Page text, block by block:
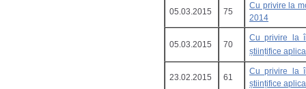
05.03.2015 75
Cu privire la
2014
05.03.2015 70
Cu privire la
științifice
23.02.2015 61
Cu privire la
științifice